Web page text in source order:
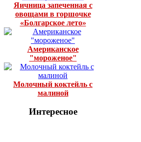
Яичница запеченная с
овощами в горшочке
«Болгарское лето»
Американское
"мороженое"
Молочный коктейль с
малиной
Интересное